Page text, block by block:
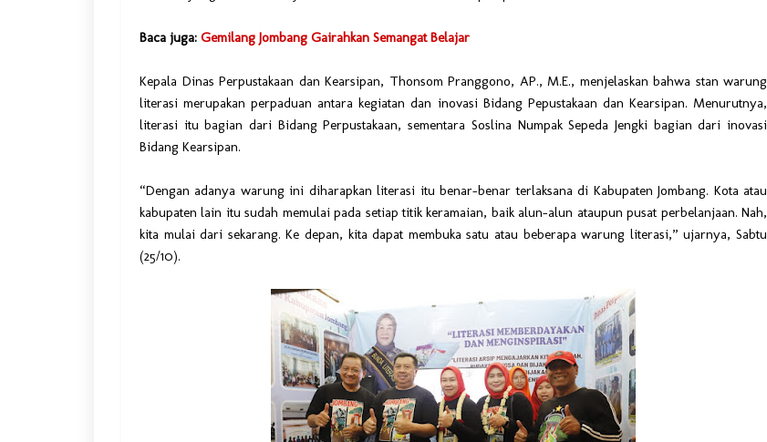
Baca juga: Gemilang Jombang Gairahkan Semangat Belajar
Kepala Dinas Perpustakaan dan Kearsipan, Thonsom Pranggono, AP., M.E., menjelaskan bahwa stan warung
literasi merupakan perpaduan antara kegiatan dan inovasi Bidang Pepustakaan dan Kearsipan. Menurutnya,
literasi itu bagian dari Bidang Perpustakaan, sementara Soslina Numpak Sepeda Jengki bagian dari inovasi
Bidang Kearsipan.
“Dengan adanya warung ini diharapkan literasi itu benar-benar terlaksana di Kabupaten Jombang. Kota atau
kabupaten lain itu sudah memulai pada setiap titik keramaian, baik alun-alun ataupun pusat perbelanjaan. Nah,
kita mulai dari sekarang. Ke depan, kita dapat membuka satu atau beberapa warung literasi,” ujarnya, Sabtu
(25/10).